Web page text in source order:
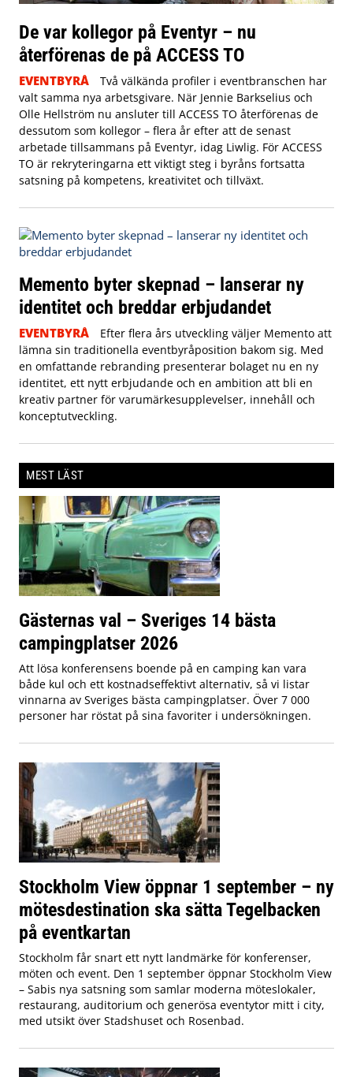
De var kollegor på Eventyr – nu
återförenas de på ACCESS TO
EVENTBYRÅ
Två välkända profiler i eventbranschen har
valt samma nya arbetsgivare. När Jennie Barkselius och
Olle Hellström nu ansluter till ACCESS TO återförenas de
dessutom som kollegor – flera år efter att de senast
arbetade tillsammans på Eventyr, idag Liwlig. För ACCESS
TO är rekryteringarna ett viktigt steg i byråns fortsatta
satsning på kompetens, kreativitet och tillväxt.
Memento byter skepnad – lanserar ny
identitet och breddar erbjudandet
EVENTBYRÅ
Efter flera års utveckling väljer Memento att
lämna sin traditionella eventbyråposition bakom sig. Med
en omfattande rebranding presenterar bolaget nu en ny
identitet, ett nytt erbjudande och en ambition att bli en
kreativ partner för varumärkesupplevelser, innehåll och
konceptutveckling.
MEST LÄST
Gästernas val – Sveriges 14 bästa
campingplatser 2026
Att lösa konferensens boende på en camping kan vara
både kul och ett kostnadseffektivt alternativ, så vi listar
vinnarna av Sveriges bästa campingplatser. Över 7 000
personer har röstat på sina favoriter i undersökningen.
Stockholm View öppnar 1 september – ny
mötesdestination ska sätta Tegelbacken
på eventkartan
Stockholm får snart ett nytt landmärke för konferenser,
möten och event. Den 1 september öppnar Stockholm View
– Sabis nya satsning som samlar moderna möteslokaler,
restaurang, auditorium och generösa eventytor mitt i city,
med utsikt över Stadshuset och Rosenbad.